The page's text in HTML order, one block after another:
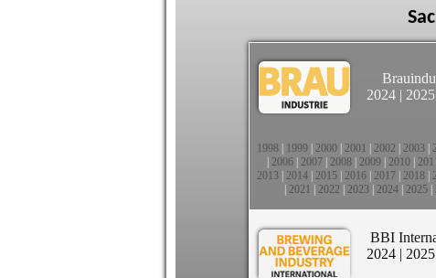
2024 | 2025
1998 1999 2000 2001 2002 2003
2006 2007 2008 2009 2010
2013 2014 2015 2016 2017 2018
2021 2022 2023| 2024| 2025|
BBI
2024 | 2025